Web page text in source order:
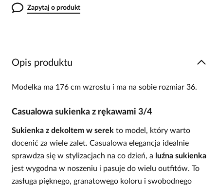
Zapytaj o produkt
Opis produktu
Modelka ma 176 cm wzrostu i ma na sobie rozmiar 36.
Casualowa sukienka z rękawami 3/4
Sukienka z dekoltem w serek to model, który warto
docenić za wiele zalet. Casualowa elegancja idealnie
sprawdza się w stylizacjach na co dzień, a luźna sukienka
jest wygodna w noszeniu i pasuje do wielu outfitów. To
zasługa pięknego, granatowego koloru i swobodnego